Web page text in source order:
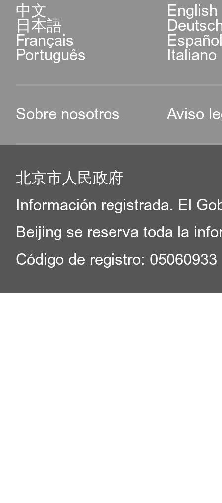
中文 English
日本語
Français
Português Italiano
Sobre nosotros Aviso
北京市人民政府
Información registrada. El
Beijing se reserva toda la
Código de registro: 05060933